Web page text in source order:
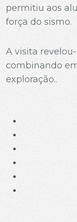
permitiu aos
força do sismo.
A visita
combinando
exploração..